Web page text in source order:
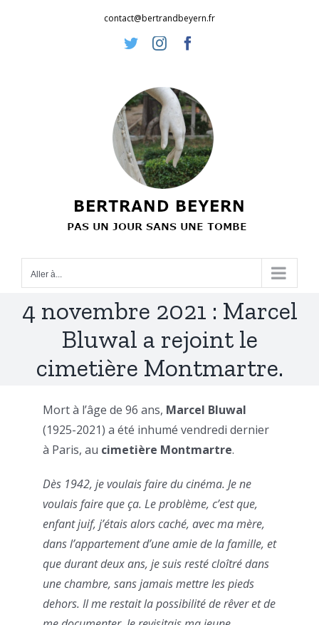
contact@bertrandbeyern.fr
TwitterInstagram
Aller à...
4 novembre 2021 : Marcel
Bluwal a rejoint le
cimetière Montmartre.
Mort à l’âge de 96 ans, Marcel Bluwal
(1925-2021) a été inhumé vendredi dernier
à Paris, au cimetière Montmartre.
Dès 1942, je voulais faire du cinéma. Je ne
voulais faire que ça. Le problème, c’est que,
enfant juif, j’étais alors caché, avec ma mère,
dans l’appartement d’une amie de la famille, et
que durant deux ans, je suis resté cloîtré dans
une chambre, sans jamais mettre les pieds
dehors. Il me restait la possibilité de rêver et de